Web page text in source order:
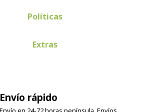
Envío en 24-72 horas península. Envíos
internacionales según país